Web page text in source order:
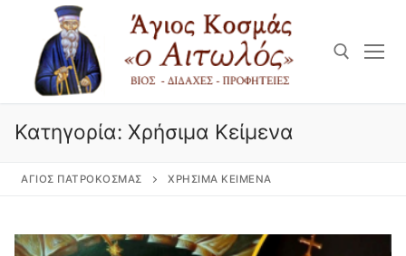
Μετάβαση
περιεχόμενο
Αναζήτηση για:
Κατηγορία: Χρήσιμα Κείμενα
ΆΓΙΟΣ ΠΑΤΡΟΚΟΣΜΆΣ ΧΡΉΣΙΜΑ ΚΕΊΜΕΝΑ